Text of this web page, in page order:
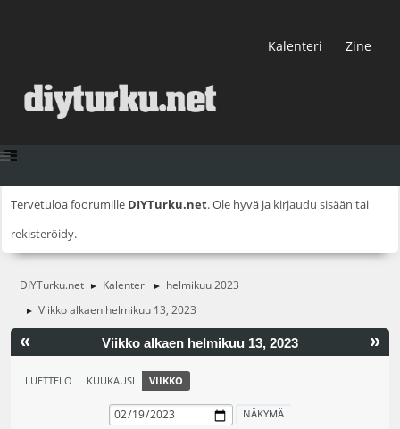
Kalenteri Zine
Tervetuloa foorumille DIYTurku.net. Ole hyvä ja kirjaudu sisään tai
rekisteröidy.
DIYTurku.net ► Kalenteri ► helmikuu 2023
► Viikko alkaen helmikuu 13, 2023
« »
Viikko alkaen helmikuu 13, 2023
LUETTELO KUUKAUSI VIIKKO